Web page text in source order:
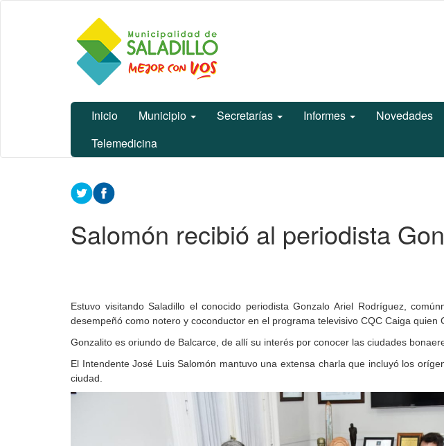
Municipalidad
de Saladillo
Inicio Municipio Secretarías Informes Novedades
Telemedicina
Contenido
principal
Salomón recibió al periodista
Estuvo visitando Saladillo el conocido periodista Gonzalo Ariel Rodríguez,
desempeñó como notero y coconductor en el programa televisivo CQC Caiga quien
Gonzalito es oriundo de Balcarce, de allí su interés por conocer las ciudades
El Intendente José Luis Salomón mantuvo una extensa charla que incluyó los
ciudad.